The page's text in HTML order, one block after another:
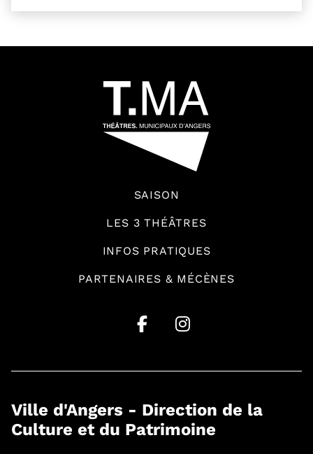
SAISON
LES 3 THÉÂTRES
INFOS PRATIQUES
PARTENAIRES & MÉCÈNES
Ville d'Angers - Direction de la
Culture et du Patrimoine